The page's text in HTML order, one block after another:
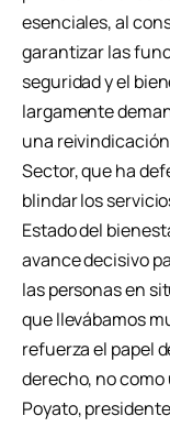
esenciales, al
garantizar las
seguridad y el
largamente
una
Sector, que ha
blindar los
Estado del
avance decisivo
las personas en
que llevábamos
refuerza el papel
derecho, no
Poyato,